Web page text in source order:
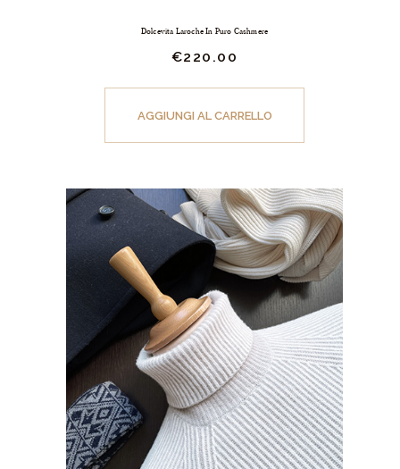
Dolcevita Laroche In Puro Cashmere
€220.00
AGGIUNGI AL CARRELLO
Questo
Le
opzioni
possono
essere
scelte
nella
pagina
del
prodotto